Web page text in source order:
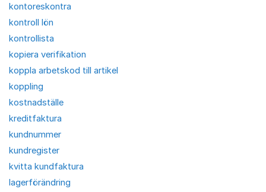
kontoreskontra
kontroll lön
kontrollista
kopiera verifikation
koppla arbetskod till artikel
koppling
kostnadställe
kreditfaktura
kundnummer
kundregister
kvitta kundfaktura
lagerförändring